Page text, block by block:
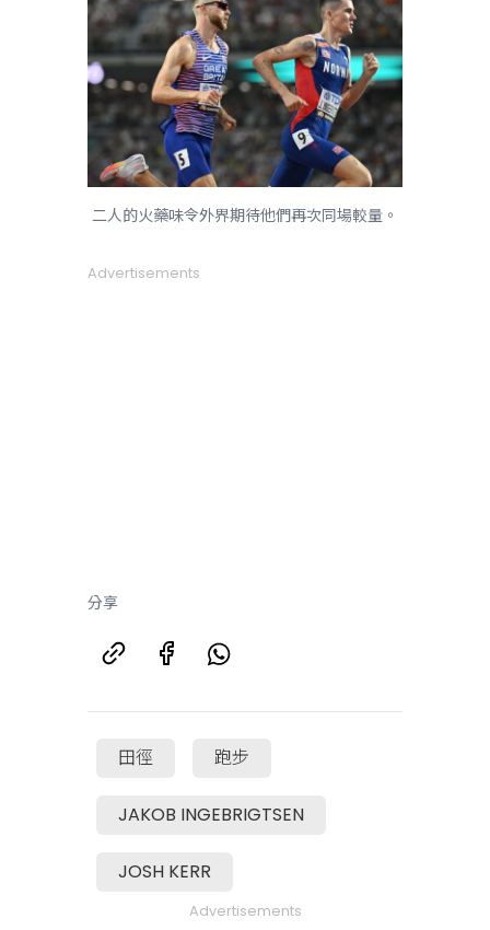
二人的火藥味令外界期待他們再次同場較量。
Advertisements
分享
田徑 跑步
JAKOB INGEBRIGTSEN
JOSH KERR
Advertisements